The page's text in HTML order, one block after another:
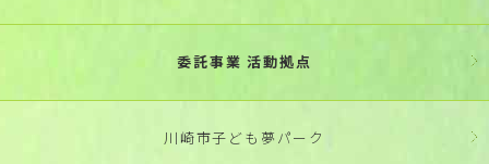
委託事業 活動拠点
川崎市子ども夢パーク